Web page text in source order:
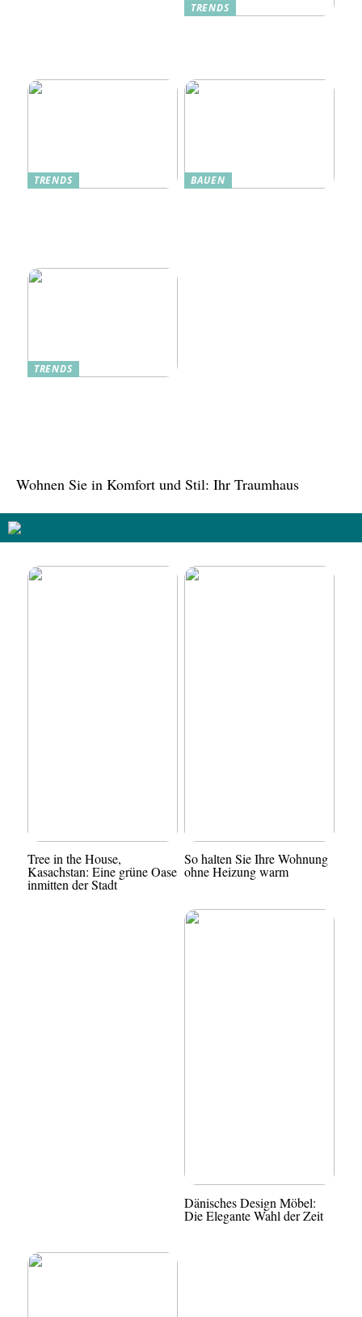
TRENDS
TRENDS BAUEN
TRENDS
Wohnen Sie in Komfort und Stil: Ihr Traumhaus
Tree in the House,
Kasachstan: Eine grüne Oase
inmitten der Stadt
So halten Sie Ihre Wohnung
ohne Heizung warm
Dänisches Design Möbel:
Die Elegante Wahl der Zeit